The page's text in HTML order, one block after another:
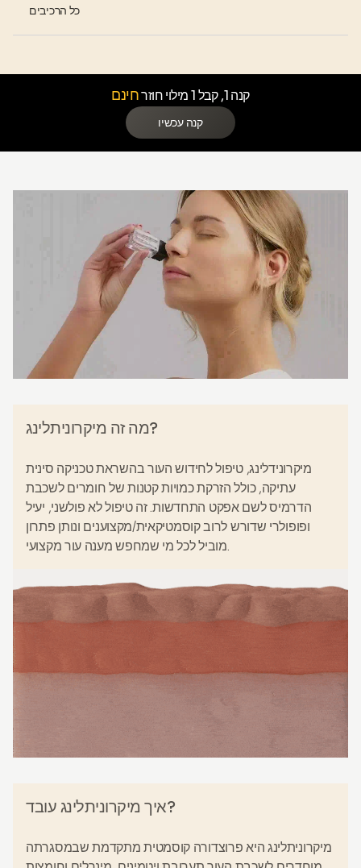
כל הרכיבים
קנה 1, קבל 1 מילוי חוזר חינם
קנה עכשיו
מה זה מיקרוניתלינג?
מיקרונידלינג, טיפול לחידוש העור בהשראת טכניקה סינית
עתיקה, כולל הזרקת כמויות קטנות של חומרים לשכבת
הדרמיס לשםאפקט התחדשות. זה טיפול לא פולשני, יעיל
ופופולרי שדורש לרוב קוסמטיקאית/מקצוענים ונותן פתרון
מוביללכל מי שמחפש מענה עור מקצועי.
איך מיקרוניתלינג עובד?
מיקרוניתלינג היא פרוצדורה קוסמטית מתקדמת שבמסגרתה